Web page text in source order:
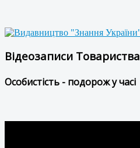
Відеозаписи Товариства
Особистість - подорож у часі